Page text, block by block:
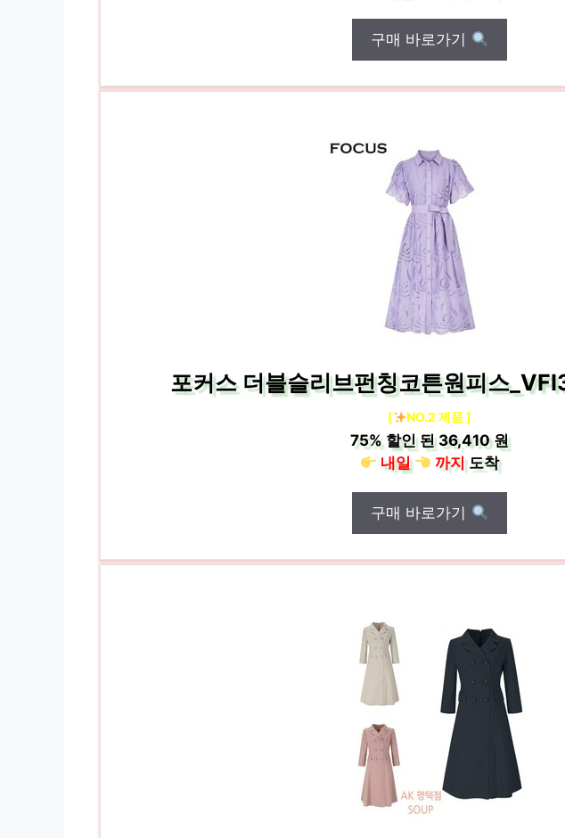
구매 바로가기
포커스 더블슬리브펀칭코튼원피스
[ NO.2 제품 ]
75%할인 된36,410 원
내일
까지도착
구매 바로가기